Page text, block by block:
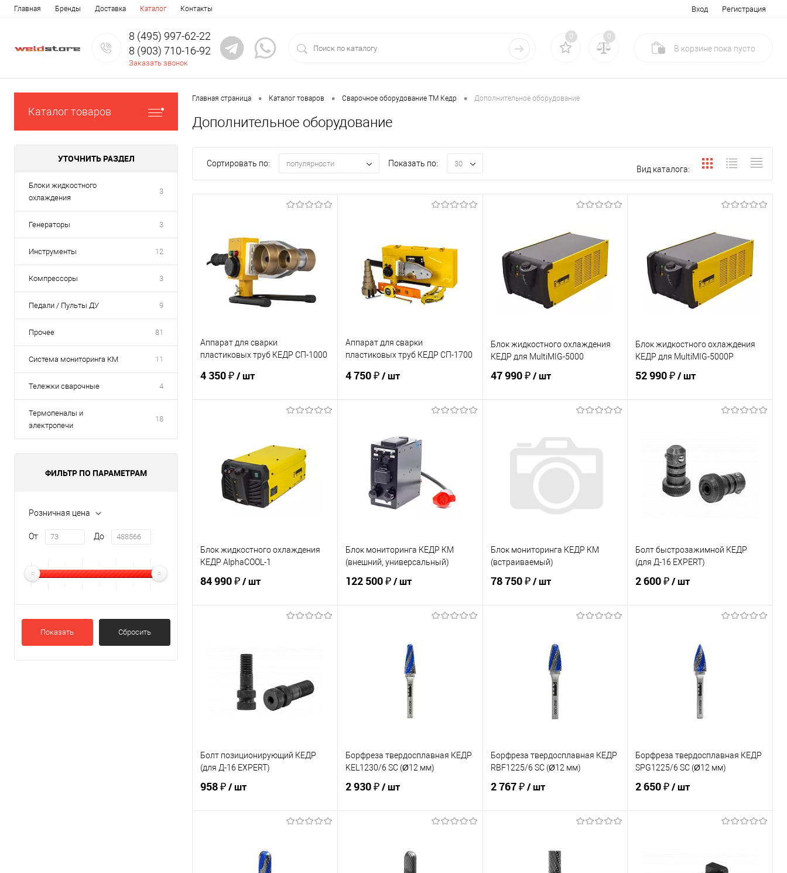
Главная Бренды Доставка Каталог Контакты Вход Регистрация
8 (495) 997-62-22
8 (903) 710-16-92
Заказать звонок
0 0
В корзине пока пусто
Каталог товаров
УТОЧНИТЬ РАЗДЕЛ
Блоки жидкостного
охлаждения
3
Генераторы 3
Инструменты 12
Компрессоры 3
Педали / Пульты ДУ 9
Прочее 81
Система мониторинга КМ 11
Тележки сварочные 4
Термопеналы и
электропечи
18
ФИЛЬТР ПО ПАРАМЕТРАМ
Розничная цена
От До
Показать Сбросить
Главная страница • Каталог товаров • Сварочное оборудование ТМ Кедр • Дополнительное оборудование
Дополнительное оборудование
Сортировать по: популярности Показать по: 30
Вид каталога:
Аппарат для сварки
пластиковых труб КЕДР СП-1000
насадок)
4 350 ₽/ шт
Купить в 1 клик
Сравнение
В избранное
В наличии
Аппарат для сварки
пластиковых труб КЕДР СП-1700
полный набор)
4 750 ₽/ шт
Купить в 1 клик
В избранное
В наличии
Блок жидкостного охлаждения
КЕДР для MultiMIG-5000
47 990 ₽/ шт
Купить в 1 клик
Сравнение
В избранное
В наличии
Блок жидкостного охлаждения
КЕДР для MultiMIG-5000P
52 990 ₽/ шт
Купить в 1 клик
В избранное
В наличии
Блок жидкостного охлаждения
КЕДР AlphaCOOL-1
84 990 ₽/ шт
Купить в 1 клик
В избранное
В наличии
Блок мониторинга КЕДР КМ
(внешний, универсальный)
122 500 ₽/ шт
Купить в 1 клик
Блок мониторинга КЕДР КМ
(встраиваемый)
78 750 ₽/ шт
Купить в 1 клик
Болт быстрозажимной КЕДР
(для Д-16 EXPERT)
2 600 ₽/ шт
Купить в 1 клик
Болт позиционирующий КЕДР
(для Д-16 EXPERT)
958 ₽/ шт
Купить в 1 клик
Борфреза твердосплавная КЕДР
KEL1230/6 SC (Ø12 мм)
2 930 ₽/ шт
Купить в 1 клик
Борфреза твердосплавная КЕДР
RBF1225/6 SC (Ø12 мм)
2 767 ₽/ шт
Купить в 1 клик
Борфреза твердосплавная КЕДР
SPG1225/6 SC (Ø12 мм)
2 650 ₽/ шт
Сравнение